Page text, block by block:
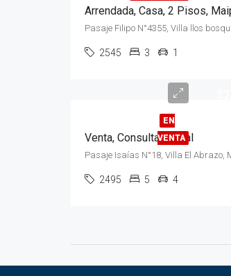
Arrendada, Casa, 2 Pisos,
Pasaje Filipo N°4355, Villa llos
2545 3 1
EN
VENTA
Venta, Consulta Dental
Pasaje Isaías N°18, Villa El Abrazo,
2495 5 4